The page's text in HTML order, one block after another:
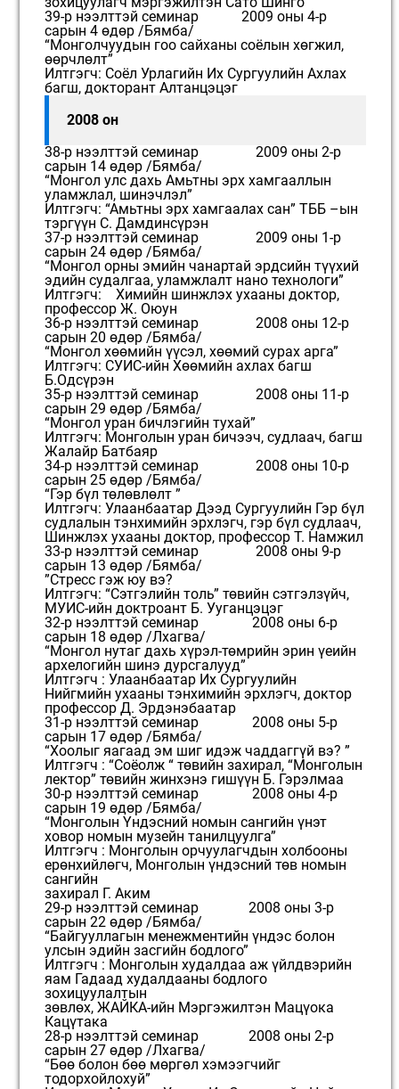
39-р нээлттэй семинар 2009 оны 4-р
сарын 4 өдөр /Бямба/
“Монголчуудын гоо сайханы соёлын хөгжил,
өөрчлөлт”
Илтгэгч: Соёл Урлагийн Их Сургуулийн Ахлах
багш, докторант Алтанцэцэг
2008 он
38-р нээлттэй семинар 2009 оны 2-р
сарын 14 өдөр /Бямба/
“Монгол улс дахь Амьтны эрх хамгааллын
уламжлал, шинэчлэл”
Илтгэгч: “Амьтны эрх хамгаалах сан” ТББ –ын
тэргүүн С. Дамдинсүрэн
37-р нээлттэй семинар 2009 оны 1-р
сарын 24 өдөр /Бямба/
“Монгол орны эмийн чанартай эрдсийн түүхий
эдийн судалгаа, уламжлалт нано технологи”
Илтгэгч: Химийн шинжлэх ухааны доктор,
профессор Ж. Оюун
36-р нээлттэй семинар 2008 оны 12-р
сарын 20 өдөр /Бямба/
“Монгол хөөмийн үүсэл, хөөмий сурах арга”
Илтгэгч: СУИС-ийн Хөөмийн ахлах багш
Б.Одсүрэн
35-р нээлттэй семинар 2008 оны 11-р
сарын 29 өдөр /Бямба/
“Монгол уран бичлэгийн тухай”
Илтгэгч: Монголын уран бичээч, судлаач, багш
Жалайр Батбаяр
34-р нээлттэй семинар 2008 оны 10-р
сарын 25 өдөр /Бямба/
“Гэр бүл төлөвлөлт ”
Илтгэгч: Улаанбаатар Дээд Сургуулийн Гэр бүл
судлалын тэнхимийн эрхлэгч, гэр бүл судлаач,
Шинжлэх ухааны доктор, профессор Т. Намжил
33-р нээлттэй семинар 2008 оны 9-р
сарын 13 өдөр /Бямба/
”Стресс гэж юу вэ?
Илтгэгч: “Сэтгэлийн толь” төвийн сэтгэлзүйч,
МУИС-ийн доктроант Б. Ууганцэцэг
32-р нээлттэй семинар 2008 оны 6-р
сарын 18 өдөр /Лхагва/
“Монгол нутаг дахь хүрэл-төмрийн эрин үеийн
архелогийн шинэ дурсгалууд”
Илтгэгч : Улаанбаатар Их Сургуулийн
Нийгмийн ухааны тэнхимийн эрхлэгч, доктор
профессор Д. Эрдэнэбаатар
31-р нээлттэй семинар 2008 оны 5-р
сарын 17 өдөр /Бямба/
“Хоолыг яагаад эм шиг идэж чаддаггүй вэ? ”
Илтгэгч : “Соёолж “ төвийн захирал, “Монголын
лектор” төвийн жинхэнэ гишүүн Б. Гэрэлмаа
30-р нээлттэй семинар 2008 оны 4-р
сарын 19 өдөр /Бямба/
“Монголын Үндэсний номын сангийн үнэт
ховор номын музейн танилцуулга”
Илтгэгч : Монголын орчуулагчдын холбооны
ерөнхийлөгч, Монголын үндэсний төв номын
сангийн
захирал Г. Аким
29-р нээлттэй семинар 2008 оны 3-р
сарын 22 өдөр /Бямба/
“Байгууллагын менежментийн үндэс болон
улсын эдийн засгийн бодлого”
Илтгэгч : Монголын худалдаа аж үйлдвэрийн
яам Гадаад худалдааны бодлого
зохицуулалтын
зөвлөх, ЖАЙКА-ийн Мэргэжилтэн Мацүока
Кацүтака
28-р нээлттэй семинар 2008 оны 2-р
сарын 27 өдөр /Лхагва/
“Бөө болон бөө мөргөл хэмээгчийг
тодорхойлохуй”